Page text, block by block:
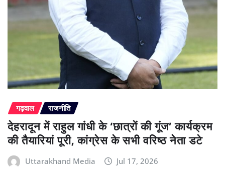
गढ़वाल राजनीति
देहरादून में राहुल गांधी के ‘छात्रों की गूंज’ कार्यक्रम
की तैयारियां पूरी, कांग्रेस के सभी वरिष्ठ नेता डटे
Uttarakhand Media Jul 17, 2026